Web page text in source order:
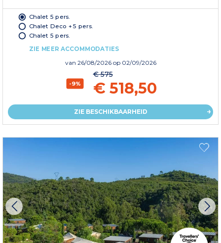
Chalet 5 pers.
Chalet Deco + 5 pers.
Chalet 5 pers.
ZIE MEER ACCOMMODATIES
van 26/08/2026 op 02/09/2026
-9%
€ 575
€ 518,50
ZIE BESCHIKBAARHEID